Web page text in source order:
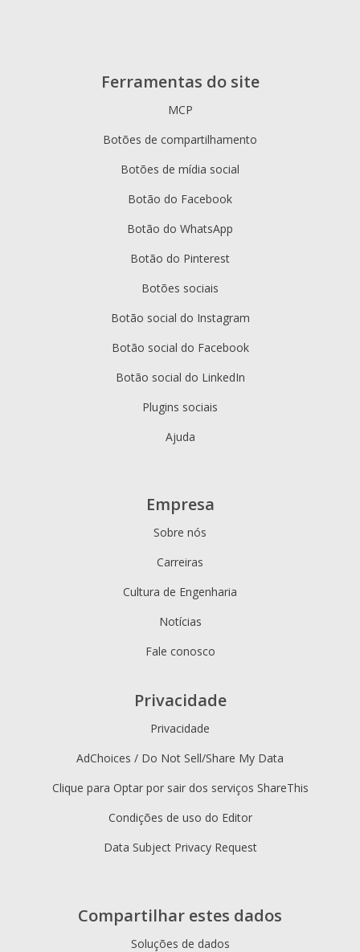
Ferramentas do site
MCP
Botões de compartilhamento
Botões de mídia social
Botão do Facebook
Botão do WhatsApp
Botão do Pinterest
Botões sociais
Botão social do Instagram
Botão social do Facebook
Botão social do LinkedIn
Plugins sociais
Ajuda
Compartilhar estes dados
Soluções de dados
Empresa
Sobre nós
Carreiras
Cultura de Engenharia
Notícias
Fale conosco
Privacidade
Privacidade
AdChoices / Do Not Sell/Share My Data
Clique para Optar por sair dos serviços ShareThis
Condições de uso do Editor
Data Subject Privacy Request